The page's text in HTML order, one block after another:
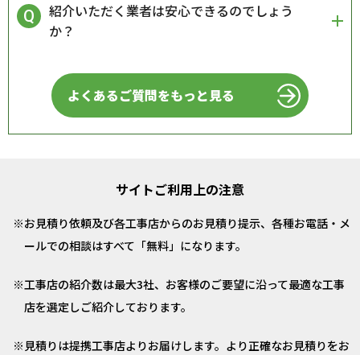
紹介いただく業者は安心できるのでしょう
か？
よくあるご質問をもっと見る
サイトご利用上の注意
お見積り依頼及び各工事店からのお見積り提示、各種お電話・メ
ールでの相談はすべて「無料」になります。
工事店の紹介数は最大3社、お客様のご要望に沿って最適な工事
店を選定しご紹介しております。
見積りは提携工事店よりお届けします。より正確なお見積りをお